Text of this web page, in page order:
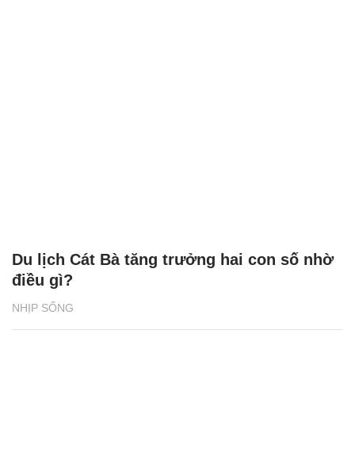
NHỊP SỐNG
Du lịch Cát Bà tăng trưởng hai con số nhờ
điều gì?